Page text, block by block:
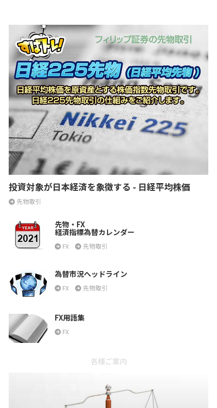
投資対象が日本経済を象徴する - 日経平均株価
先物取引
先物・FX
経済指標為替カレンダー
FX 先物取引
為替市況ヘッドライン
FX 先物取引
FX用語集
FX
各種ご案内